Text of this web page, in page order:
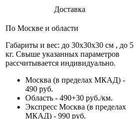
Доставка
По Москве и области
Габариты и вес: до 30х30х30 см , до 5
кг. Свыше указанных параметров
рассчитывается индивидуально.
Москва (в пределах МКАД) -
490 руб.
Область - 490+30 руб./км.
Экспресс Москва (в пределах
МКАД) - 990 руб.